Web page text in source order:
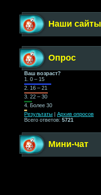
Наши сайты
Опрос
Ваш возраст?
1. 0 – 15
2. 16 – 21
3. 22 – 30
4. Более 30
Результаты | Архив опросов
Всего ответов: 5721
Мини-чат